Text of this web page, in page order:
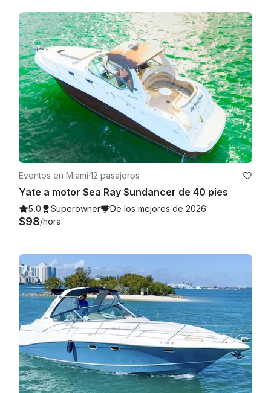
Eventos en Miami·12 pasajeros
Yate a motor Sea Ray Sundancer de 40 pies
5.0 Superowner De los mejores de 2026
$98/hora